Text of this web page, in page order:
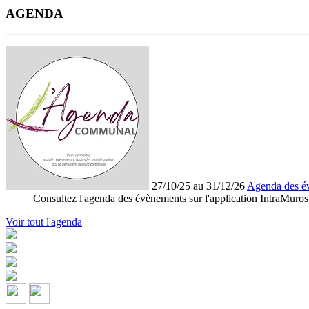
AGENDA
27/10/25 au 31/12/26 Agenda des
Consultez l'agenda des évènements sur l'application IntraMuros
Voir tout l'agenda